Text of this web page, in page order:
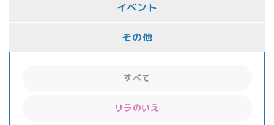
イベント
その他
すべて
リラのいえ